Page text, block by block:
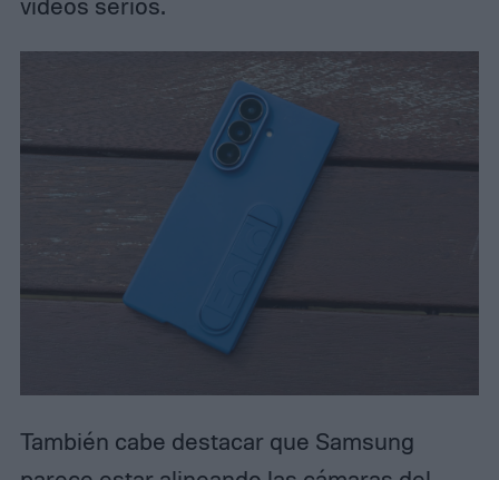
vídeos serios.
También cabe destacar que Samsung